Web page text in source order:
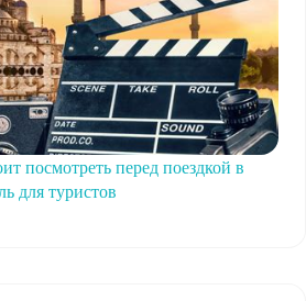
посмотреть перед поездкой в
для туристов